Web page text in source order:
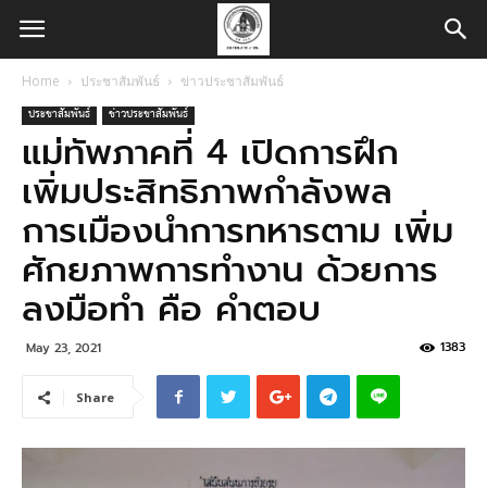
Home ประชาสัมพันธ์ ข่าวประชาสัมพันธ์
ประชาสัมพันธ์ ข่าวประชาสัมพันธ์
แม่ทัพภาคที่ 4 เปิดการฝึก
เพิ่มประสิทธิภาพกำลังพล
การเมืองนำการทหารตาม เพิ่ม
ศักยภาพการทำงาน ด้วยการ
ลงมือทำ คือ คำตอบ
May 23, 2021 1383
Share